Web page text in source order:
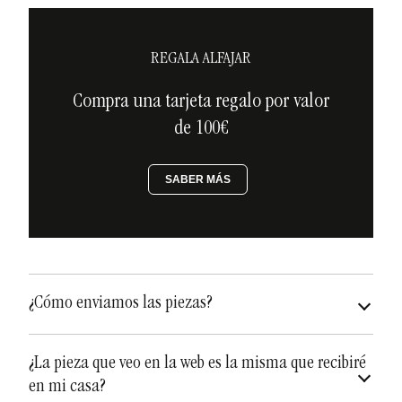
REGALA ALFAJAR
Compra una tarjeta regalo por valor
de 100€
SABER MÁS
¿Cómo enviamos las piezas?
¿La pieza que veo en la web es la misma que recibiré
en mi casa?